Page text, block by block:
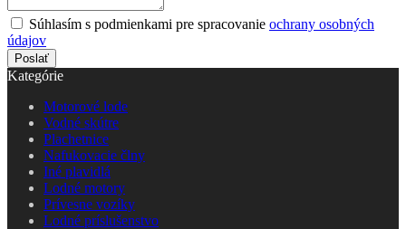
Súhlasím s podmienkami pre spracovanie ochrany osobných
údajov
Poslať
Kategórie
Motorové lode
Vodné skútre
Plachetnice
Nafukovacie člny
Iné plavidlá
Lodné motory
Prívesne vozíky
Lodné príslušenstvo